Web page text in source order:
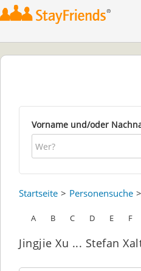
Vorname und/oder
Startseite Personensuche
A B C D E F
Jingjie Xu ... Stefan